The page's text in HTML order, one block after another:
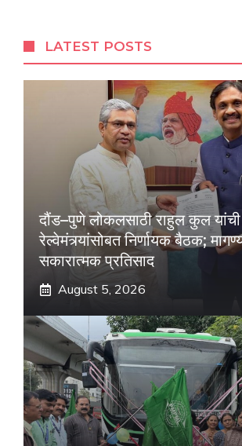
LATEST POSTS
दौंड–पुणे लोकलसाठी राहुल कुल यांची
रेल्वेमंत्र्यांसोबत निर्णायक बैठक;
सकारात्मक प्रतिसाद
August 5, 2026